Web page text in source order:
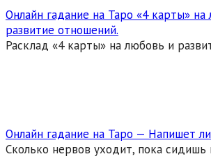
Онлайн гадание на Таро «4 карты»
развитие отношений.
Расклад «4 карты» на любовь и
Онлайн гадание на Таро — Напишет
Сколько нервов уходит, пока